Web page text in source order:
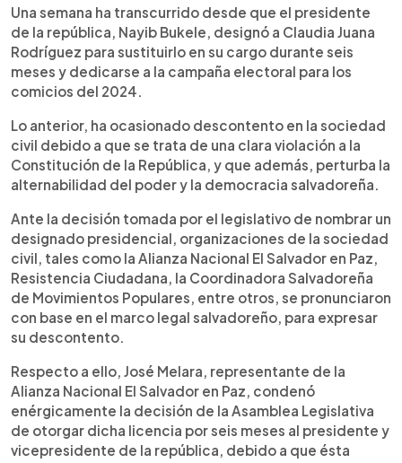
Escuchar artículo
Una semana ha transcurrido desde que el presidente
de la república, Nayib Bukele, designó a Claudia Juana
Rodríguez para sustituirlo en su cargo durante seis
meses y dedicarse a la campaña electoral para los
comicios del 2024.
Lo anterior, ha ocasionado descontento en la sociedad
civil debido a que se trata de una clara violación a la
Constitución de la República, y que además, perturba la
alternabilidad del poder y la democracia salvadoreña.
Ante la decisión tomada por el legislativo de nombrar un
designado presidencial, organizaciones de la sociedad
civil, tales como la Alianza Nacional El Salvador en Paz,
Resistencia Ciudadana, la Coordinadora Salvadoreña
de Movimientos Populares, entre otros, se pronunciaron
con base en el marco legal salvadoreño, para expresar
su descontento.
Respecto a ello, José Melara, representante de la
Alianza Nacional El Salvador en Paz, condenó
enérgicamente la decisión de la Asamblea Legislativa
de otorgar dicha licencia por seis meses al presidente y
vicepresidente de la república, debido a que ésta